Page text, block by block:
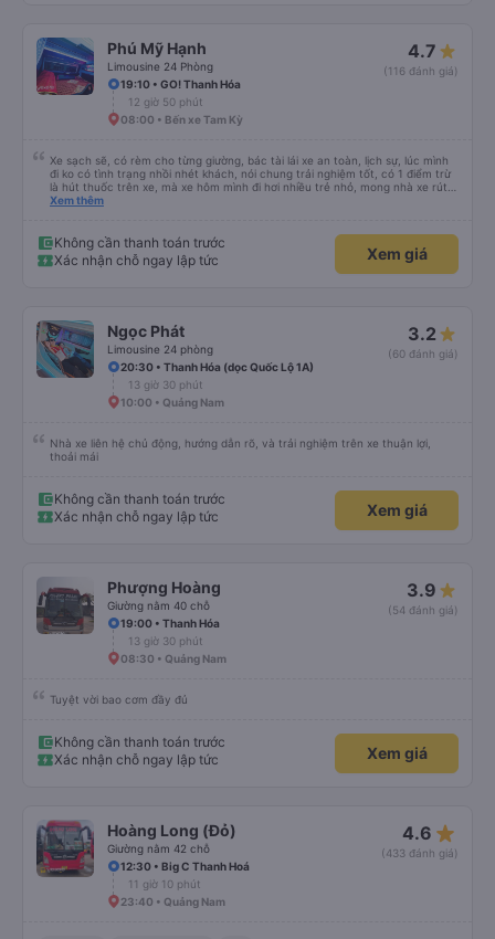
Phú Mỹ Hạnh
Limousine 24 Phòng
4.7
(116 đánh giá)
19:10 • GO! Thanh Hóa
12 giờ 50 phút
08:00 • Bến xe Tam Kỳ
Xe sạch sẽ, có rèm cho từng giường, bác tài lái xe an toàn, lịch sự, lúc mình
đi ko có tình trạng nhồi nhét khách, nói chung trải nghiệm tốt, có 1 điểm trừ
là hút thuốc trên xe, mà xe hôm mình đi hơi nhiều trẻ nhỏ, mong nhà xe rút
kinh nghiệm khi đọc đc bình luận này
Xem thêm
Không cần thanh toán trước
Xác nhận chỗ ngay lập tức
Xem giá
Ngọc Phát
Limousine 24 phòng
3.2
(60 đánh giá)
20:30 • Thanh Hóa (dọc Quốc Lộ 1A)
13 giờ 30 phút
10:00 • Quảng Nam
Nhà xe liên hệ chủ động, hướng dẫn rõ, và trải nghiệm trên xe thuận lợi,
thoải mái
Không cần thanh toán trước
Xác nhận chỗ ngay lập tức
Xem giá
Phượng Hoàng
Giường nằm 40 chỗ
3.9
(54 đánh giá)
19:00 • Thanh Hóa
13 giờ 30 phút
08:30 • Quảng Nam
Tuyệt vời bao cơm đầy đủ
Không cần thanh toán trước
Xác nhận chỗ ngay lập tức
Xem giá
Hoàng Long (Đỏ)
Giường nằm 42 chỗ
4.6 star_rate
(433 đánh giá)
12:30 • Big C Thanh Hoá
11 giờ 10 phút
23:40 • Quảng Nam